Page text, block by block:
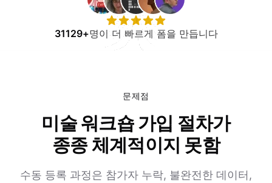
31129+명이 더 빠르게 폼을 만듭니다
문제점
미술 워크숍 가입 절차가
종종 체계적이지 못함
수동 등록 과정은 참가자 누락, 불완전한 데이터,